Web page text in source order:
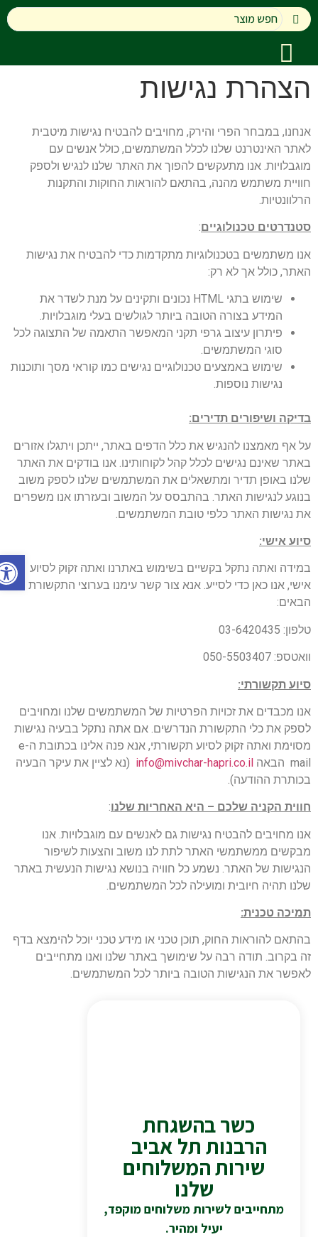
פתח
הצהרת נגישות
אנחנו, במבחר הפרי והירק, מחויבים להבטיח נגישות מיטבית
לאתר האינטרנט שלנו לכלל המשתמשים, כולל אנשים עם
מוגבלויות. אנו מתעקשים להפוך את האתר שלנו לנגיש ולספק
חוויית משתמש מהנה, בהתאם להוראות החוקות והתקנות
הרלוונטיות.
סטנדרטים טכנולוגיים:
אנו משתמשים בטכנולוגיות מתקדמות כדי להבטיח את נגישות
האתר, כולל אך לא רק:
שימוש בתגי HTML נכונים ותקינים על מנת לשדר את
המידע בצורה הטובה ביותר לגולשים בעלי מוגבלויות.
פיתרון עיצוב גרפי תקני המאפשר התאמה של התצוגה לכל
סוגי המשתמשים.
שימוש באמצעים טכנולוגיים נגישים כמו קוראי מסך ותוכנות
נגישות נוספות.
בדיקה ושיפורים תדירים:
על אף מאמצנו להנגיש את כלל הדפים באתר, ייתכן ויתגלו אזורים
באתר שאינם נגישים לכלל קהל לקוחותינו. אנו בודקים את האתר
שלנו באופן תדיר ומתשאלים את המשתמשים שלנו לספק משוב
בנוגע לנגישות האתר. בהתבסס על המשוב ובעזרתו אנו משפרים
את נגישות האתר כלפי טובת המשתמשים.
סיוע אישי:
במידה ואתה נתקל בקשיים בשימוש באתרנו ואתה זקוק לסיוע
אישי, אנו כאן כדי לסייע. אנא צור קשר עימנו בערוצי התקשורת
הבאים:
טלפון: 03-6420435
וואטספ: 050-5503407
סיוע תקשורתי:
אנו מכבדים את זכויות הפרטיות של המשתמשים שלנו ומחויבים
לספק את כלי התקשורת הנדרשים. אם אתה נתקל בבעיה נגישות
מסוימת ואתה זקוק לסיוע תקשורתי, אנא פנה אלינו בכתובת הe-
mail הבאה
info@mivchar-hapri.co.il (נא לציין את עיקר הבעיה
בכותרת ההודעה).
חווית הקניה שלכם – היא האחריות שלנו:
אנו מחויבים להבטיח נגישות גם לאנשים עם מוגבלויות. אנו
מבקשים ממשתמשי האתר לתת לנו משוב והצעות לשיפור
הנגישות של האתר. נשמע כל חוויה בנושא נגישות הנעשית באתר
שלנו תהיה חיובית ומועילה לכל המשתמשים.
תמיכה טכנית:
בהתאם להוראות החוק, תוכן טכני או מידע טכני יוכל להימצא בדף
זה בקרוב. תודה רבה על שימושך באתר שלנו ואנו מתחייבים
לאפשר את הנגישות הטובה ביותר לכל המשתמשים.
כשר בהשגחת
הרבנות תל אביב
שירות המשלוחים
שלנו
מתחייבים לשירות משלוחים מוקפד,
יעיל ומהיר.